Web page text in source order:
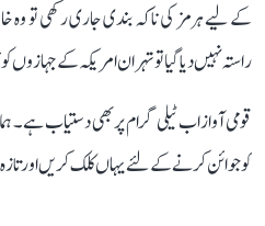
کے لیے ہرمز کی ناکہ بندی جاری رکھی تو
راستہ نہیں دیا گیا تو تہران امریکہ کے جہازوں
قومی آواز اب ٹیلی گرام پر بھی دستیاب
کو جوائن کرنے کے لئے یہاں کلک کریں اور